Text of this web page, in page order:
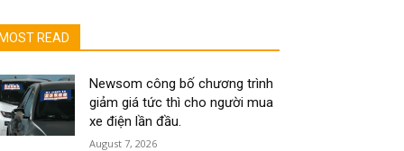
MOST READ
Newsom công bố chương trình
giảm giá tức thì cho người mua
xe điện lần đầu.
August 7, 2026